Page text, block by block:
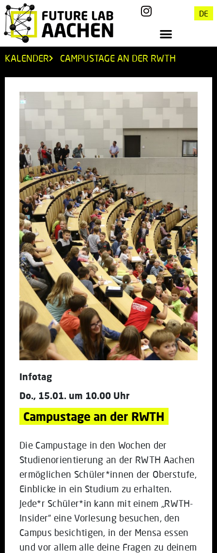
DE
KALENDER CAMPUSTAGE AN DER RWTH
Infotag
Do., 15.01. um 10.00 Uhr
Campustage an der RWTH
Die Campustage in den Wochen der
Studienorientierung an der RWTH Aachen
ermöglichen Schüler*innen der Oberstufe,
Einblicke in ein Studium zu erhalten.
Jede*r Schüler*in kann mit einem „RWTH-
Insider“ eine Vorlesung besuchen, den
Campus besichtigen, in der Mensa essen
und vor allem alle deine Fragen zu deinem